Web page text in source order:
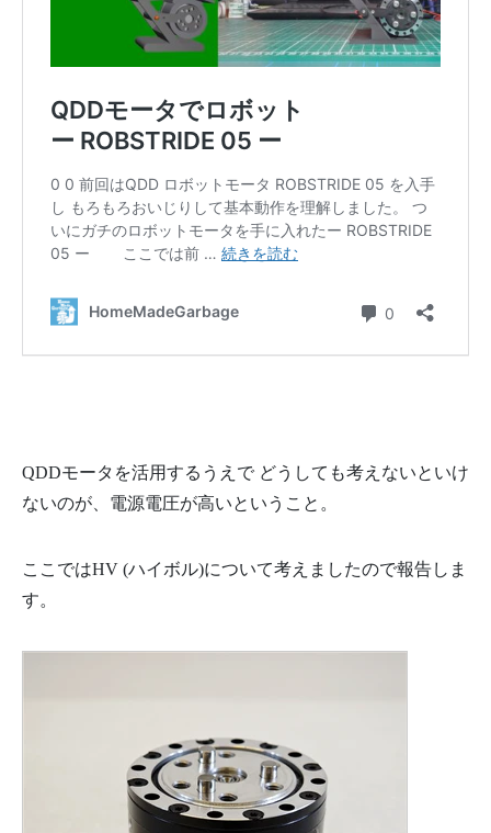
QDDモータを活用するうえで どうしても考えないといけ
ないのが、電源電圧が高いということ。
ここではHV (ハイボル)について考えましたので報告しま
す。